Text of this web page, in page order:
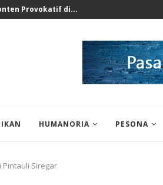
Swasta...
HUMANORIA PESONA
Pintauli Siregar